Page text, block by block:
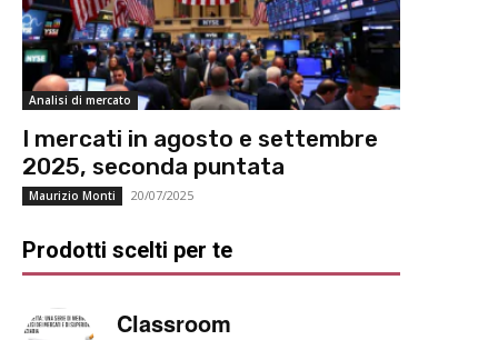
Analisi di mercato
I mercati in agosto e settembre
2025, seconda puntata
Maurizio Monti 20/07/2025
Prodotti scelti per te
Classroom